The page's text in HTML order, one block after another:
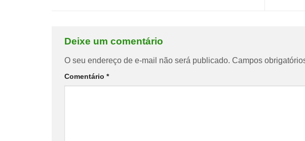
Deixe um comentário
O seu endereço de e-mail não será publicado. Campos
Comentário *